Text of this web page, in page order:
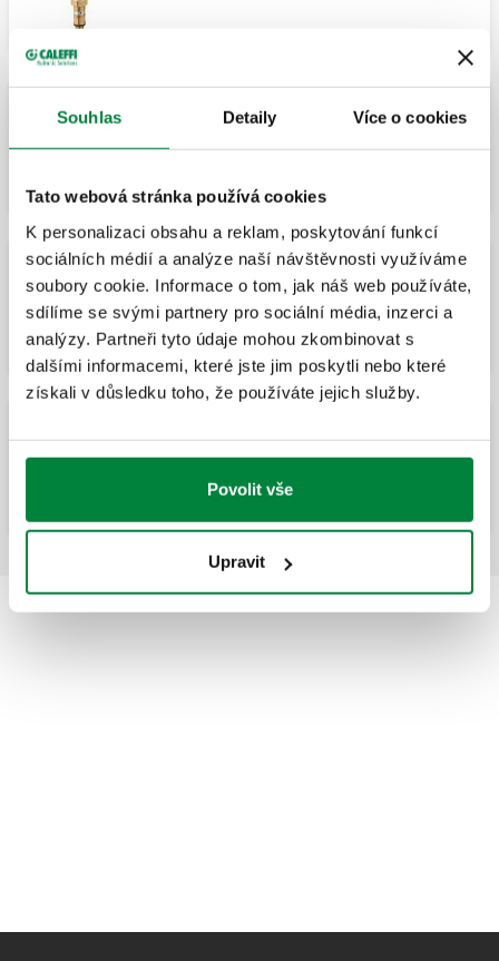
Souhlas Detaily Více o cookies
Tato webová stránka používá cookies
K personalizaci obsahu a reklam, poskytování funkcí
sociálních médií a analýze naší návštěvnosti využíváme
soubory cookie. Informace o tom, jak náš web používáte,
sdílíme se svými partnery pro sociální média, inzerci a
analýzy. Partneři tyto údaje mohou zkombinovat s
dalšími informacemi, které jste jim poskytli nebo které
získali v důsledku toho, že používáte jejich služby.
Povolit vše
Upravit
Izolace (přední a zadní) pro pár
rozdělovačů série 663.
Pár kulových ventilů.
Pár kulových ventilů.